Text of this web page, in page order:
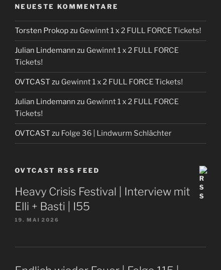
NEUESTE KOMMENTARE
Torsten Prokopzu Gewinnt 1 x 2 FULL FORCE Tickets!
Julian Lindemann zu Gewinnt 1 x 2 FULL FORCE
Tickets!
OVTCAST zu Gewinnt 1 x 2 FULL FORCE Tickets!
Julian Lindemann zu Gewinnt 1 x 2 FULL FORCE
Tickets!
OVTCAST zu Folge 36 | Lindwurm Schlächter
OVTCAST RSS FEED
Heavy Crisis Festival | Interview mit
Elli + Basti | I55
19. MAI 2026